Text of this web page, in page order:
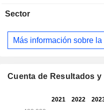
prestación de servicios de
empresa opera con
americanas. La Empresa
Sector
Más información sobre la
Cuenta de Resultados